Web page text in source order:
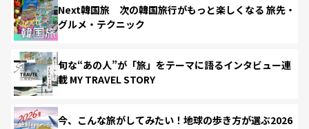
Next韓国旅 次の韓国旅行がもっと楽しくなる 旅先・
グルメ・テクニック
旬な“あの人”が「旅」をテーマに語るインタビュー連
載 MY TRAVEL STORY
今、こんな旅がしてみたい！地球の歩き方が選ぶ2026